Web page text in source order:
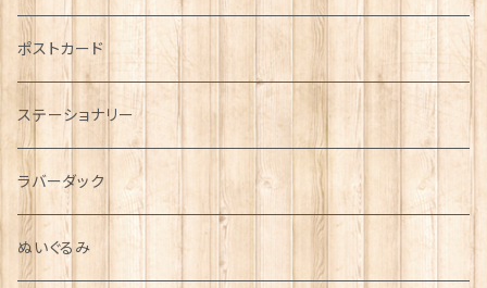
音楽＆楽器
運動＆人物
シンボル
ARMY
ポストカード
ステーショナリー
ラバーダック
ぬいぐるみ